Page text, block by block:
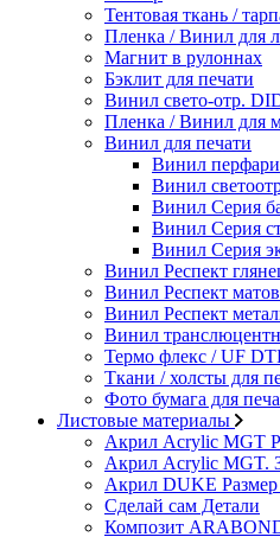
Тентовая ткань /
Пленка / Винил для
Магнит в рулоннах
Бэклит для печати
Винил свето-отр.
Пленка / Винил для
Винил для печати
Винил
Винил
Винил Серия
Винил Серия
Винил Серия
Винил Респект
Винил Респект
Винил Респект
Винил
Термо флекс / UF
Ткани / холсты для
Фото бумага для
Листовые материалы
Акрил Acrylic MGT
Акрил Acrylic MGT.
Акрил DUKE
Сделай сам Детали
Композит